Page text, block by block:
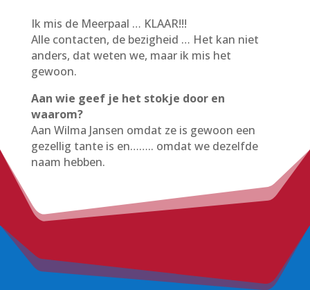
Ik mis de Meerpaal … KLAAR!!!
Alle contacten, de bezigheid … Het kan niet
anders, dat weten we, maar ik mis het
gewoon.
Aan wie geef je het stokje door en
waarom?
Aan Wilma Jansen omdat ze is gewoon een
gezellig tante is en…….. omdat we dezelfde
naam hebben.